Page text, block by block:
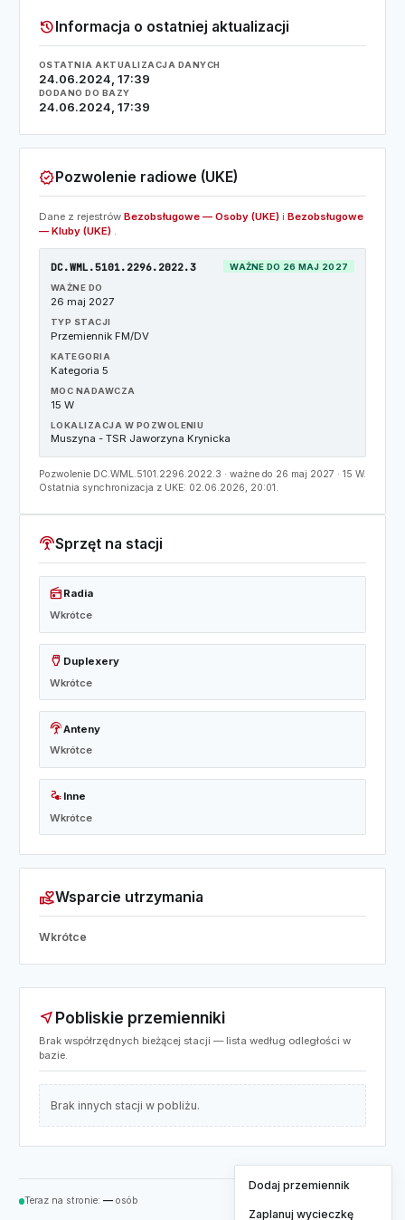
historyInformacja o ostatniej aktualizacji
OSTATNIA AKTUALIZACJA DANYCH
24.06.2024, 17:39
DODANO DO BAZY
24.06.2024, 17:39
verifiedPozwolenie radiowe (UKE)
Dane z rejestrów Bezobsługowe — Osoby (UKE) i Bezobsługowe
— Kluby (UKE) .
DC.WML.5101.2296.2022.3 WAŻNE DO 26 MAJ 2027
WAŻNE DO
26 maj 2027
TYP STACJI
Przemiennik FM/DV
KATEGORIA
Kategoria 5
MOC NADAWCZA
15 W
LOKALIZACJA W POZWOLENIU
Muszyna - TSR Jaworzyna Krynicka
Pozwolenie DC.WML.5101.2296.2022.3 · ważne do 26 maj 2027 · 15 W.
Ostatnia synchronizacja z UKE: 02.06.2026, 20:01.
settings_input_antennaSprzęt na stacji
radioRadia
Wkrótce
settings_input_hdmi Duplexery
Wkrótce
settings_input_antennaAnteny
Wkrótce
electrical_services Inne
Wkrótce
volunteer_activismWsparcie utrzymania
Wkrótce
near_mePobliskie przemienniki
Brak współrzędnych bieżącej stacji — lista według odległości w
bazie.
Brak innych stacji w pobliżu.
Teraz na stronie:— osób
Dodaj przemiennik
Zaplanuj wycieczkę